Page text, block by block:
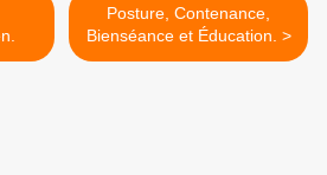
Posture, Contenance,
Bienséance et Éducation. >